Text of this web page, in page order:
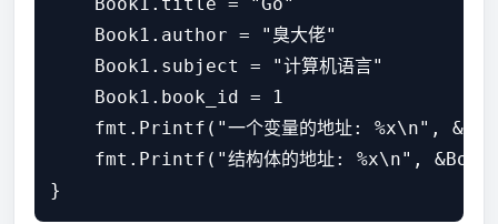
    Book1.author = "臭大佬"
    Book1.subject = "计算机语言"
    Book1.book_id = 1
fmt.Printf("一个变量的地址: %x\n",
fmt.Printf("结构体的地址: %x\n",